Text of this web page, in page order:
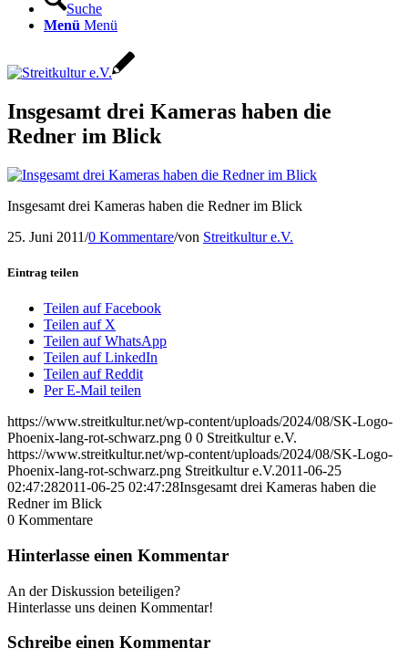
Suche
Menü Menü
Insgesamt drei Kameras haben die
Redner im Blick
Insgesamt drei Kameras haben die Redner im Blick
25. Juni 2011/0 Kommentare/von Streitkultur e.V.
Eintrag teilen
Teilen auf Facebook
Teilen auf X
Teilen auf WhatsApp
Teilen auf LinkedIn
Teilen auf Reddit
Per E-Mail teilen
https://www.streitkultur.net/wp-content/uploads/2024/08/SK-Logo-
Phoenix-lang-rot-schwarz.png 0 0 Streitkultur e.V.
https://www.streitkultur.net/wp-content/uploads/2024/08/SK-Logo-
Phoenix-lang-rot-schwarz.png Streitkultur e.V.2011-06-25
02:47:282011-06-25 02:47:28Insgesamt drei Kameras haben die
Redner im Blick
0 Kommentare
Hinterlasse einen Kommentar
An der Diskussion beteiligen?
Hinterlasse uns deinen Kommentar!
Schreibe einen Kommentar